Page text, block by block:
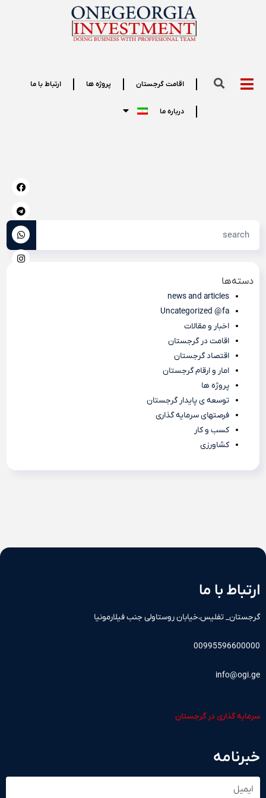
اقامت گرجستان پروژه ها ارتباط با ما
درباره ما
دسته‌ها
news and articles
Uncategorized @fa
اخبار و مقالات
اقامت در گرجستان
اقتصاد گرجستان
امار و ارقام گرجستان
پروژه ها
توسعه ی پایدار گرجستان
فرصتهای سرمایه گذاری
کسب و کار
کشاورزی
ارتباط با ما
گرجستان_ تفلیس،خیابان روستاولی جنب فیلارمونیا
00995596600000
info@ogi.ge
سرمایه گذاری در گرجستان
خبرنامه